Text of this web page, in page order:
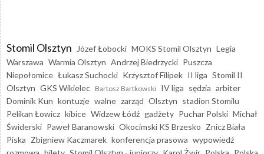
Stomil Olsztyn Józef Łobocki MOKS Stomil Olsztyn Legia
Warszawa Warmia Olsztyn Andrzej Biedrzycki Puszcza
Niepołomice Łukasz Suchocki Krzysztof Filipek II liga Stomil II
Olsztyn GKS Wikielec Bartosz Bartkowski IV liga sędzia arbiter
Dominik Kun kontuzje walne zarząd Olsztyn stadion Stomilu
Pelikan Łowicz kibice Widzew Łódź gadżety Puchar Polski Michał
Świderski Paweł Baranowski Okocimski KS Brzesko Znicz Biała
Piska Zbigniew Kaczmarek konferencja prasowa wypowiedź